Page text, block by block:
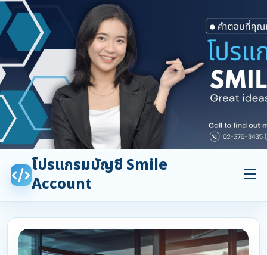
โปรแกรมบัญชี Smile
Account